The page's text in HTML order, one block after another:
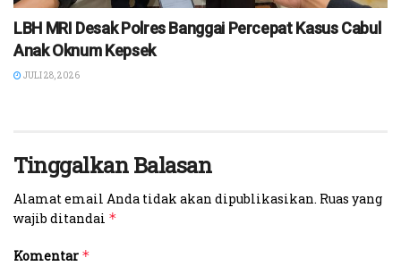
LBH MRI Desak Polres Banggai Percepat Kasus Cabul
Anak Oknum Kepsek
JULI 28, 2026
Tinggalkan Balasan
Alamat email Anda tidak akan dipublikasikan. Ruas yang
wajib ditandai *
Komentar *